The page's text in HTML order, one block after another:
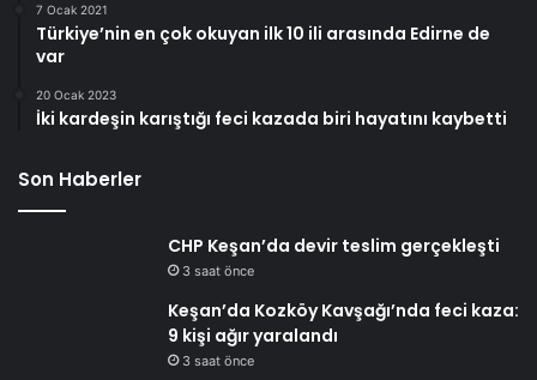
7 Ocak 2021
Türkiye’nin en çok okuyan ilk 10 ili arasında Edirne de
var
20 Ocak 2023
İki kardeşin karıştığı feci kazada biri hayatını kaybetti
Son Haberler
CHP Keşan’da devir teslim gerçekleşti
3 saat önce
Keşan’da Kozköy Kavşağı’nda feci kaza:
9 kişi ağır yaralandı
3 saat önce